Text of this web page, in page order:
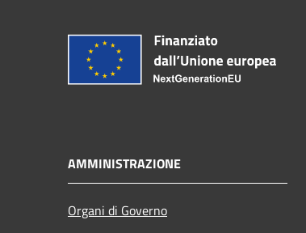
AMMINISTRAZIONE
Organi di Governo